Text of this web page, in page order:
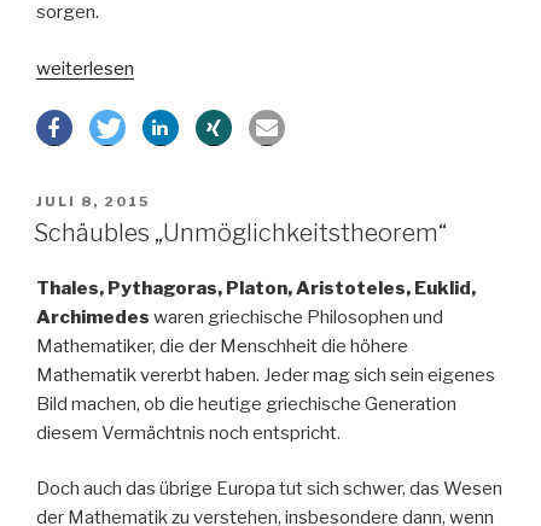
sorgen.
„Brexit
Trump
weiterlesen
VERÖFFENTLICHT
AM
JULI 8, 2015
Schäubles „Unmöglichkeitstheorem“
Thales, Pythagoras, Platon, Aristoteles, Euklid,
Archimedes waren griechische Philosophen und
Mathematiker, die der Menschheit die höhere
Mathematik vererbt haben. Jeder mag sich sein eigenes
Bild machen, ob die heutige griechische Generation
diesem Vermächtnis noch entspricht.
Doch auch das übrige Europa tut sich schwer, das Wesen
der Mathematik zu verstehen, insbesondere dann, wenn